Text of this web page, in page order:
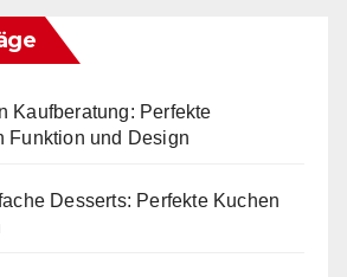
Kaufberatung: Perfekte
Funktion und Design
Desserts: Perfekte Kuchen